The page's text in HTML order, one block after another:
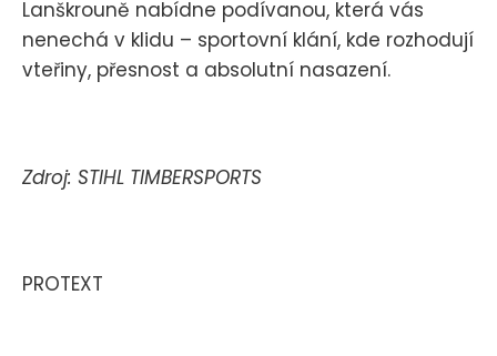
Lanškrouně nabídne podívanou, která vás
nenechá v klidu – sportovní klání, kde rozhodují
vteřiny, přesnost a absolutní nasazení.
Zdroj: STIHL TIMBERSPORTS
PROTEXT